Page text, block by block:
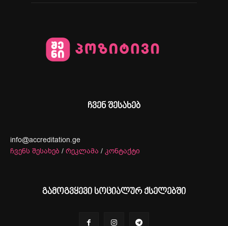
ჩვენ შესახებ
info@accreditation.ge
ჩვენს შესახებ / რეკლამა / კონტაქტი
გამოგვყევი სოციალურ ქსელებში